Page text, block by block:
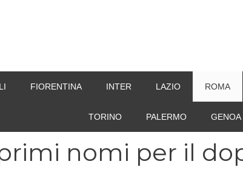
FIORENTINA INTER LAZIO ROMA
TORINO PALERMO GENOA
nomi per il